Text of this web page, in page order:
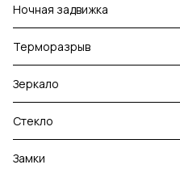
Ночная задвижка
Терморазрыв
Зеркало
Стекло
Замки